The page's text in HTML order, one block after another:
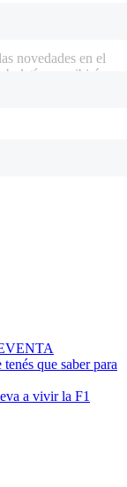
novedades en el
y recibirás
que saber para
a vivir la F1